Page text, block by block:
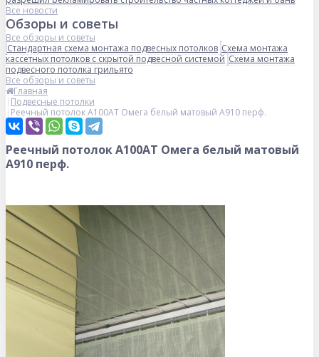
Все новости
Обзоры и советы
Все обзоры и советы
Стандартная схема монтажа подвесных потолков Схема монтажа
кассетных потолков с скрытой подвесной системой Схема монтажа
подвесного потолка грильято
Все обзоры и советы
Главная
Подвесные потолки
Реечный потолок A100AT Омега белый матовый А910 перф.
Реечный потолок A100AT Омега белый матовый
А910 перф.